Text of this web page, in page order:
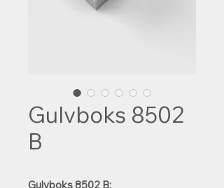
Gulvboks 8502
B
Gulvboks 8502 B: